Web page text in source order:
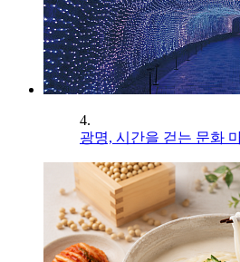
4.
광명, 시간을 걷는 문화